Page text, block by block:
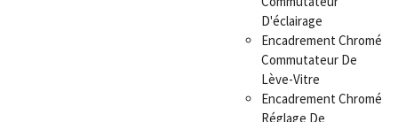
D'éclairage
Encadrement Chromé
Commutateur De
Lève-Vitre
Encadrement Chromé
Réglage De